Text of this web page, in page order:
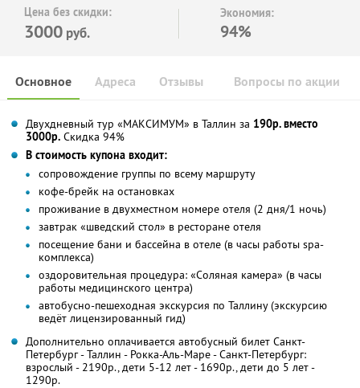
Цена без скидки:
3000 руб.
Экономия:
94%
Основное Отзывы Вопросы по акции
Адреса
Двухдневный тур «МАКСИМУМ» в Таллин за 190р. вместо
3000р. Скидка 94%
В стоимость купона входит:
сопровождение группы по всему маршруту
кофе-брейк на остановках
проживание в двухместном номере отеля (2 дня/1 ночь)
завтрак «шведский стол» в ресторане отеля
посещение бани и бассейна в отеле (в часы работы spa-
комплекса)
оздоровительная процедура: «Соляная камера» (в часы
работы медицинского центра)
автобусно-пешеходная экскурсия по Таллину (экскурсию
ведёт лицензированный гид)
Дополнительно оплачивается автобусный билет Санкт-
Петербург - Таллин - Рокка-Аль-Маре - Санкт-Петербург:
взрослый - 2190р., дети 5-12 лет - 1690р., дети до 5 лет -
1290р.